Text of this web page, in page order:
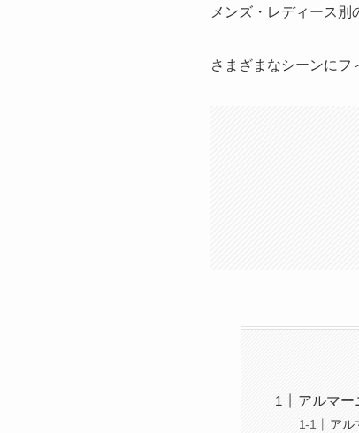
メンズ・レディース別
さまざまなシーンにフ
アルマー
アル